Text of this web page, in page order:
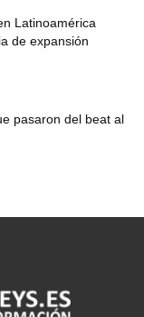
Latinoamérica
de expansión
pasaron del beat al